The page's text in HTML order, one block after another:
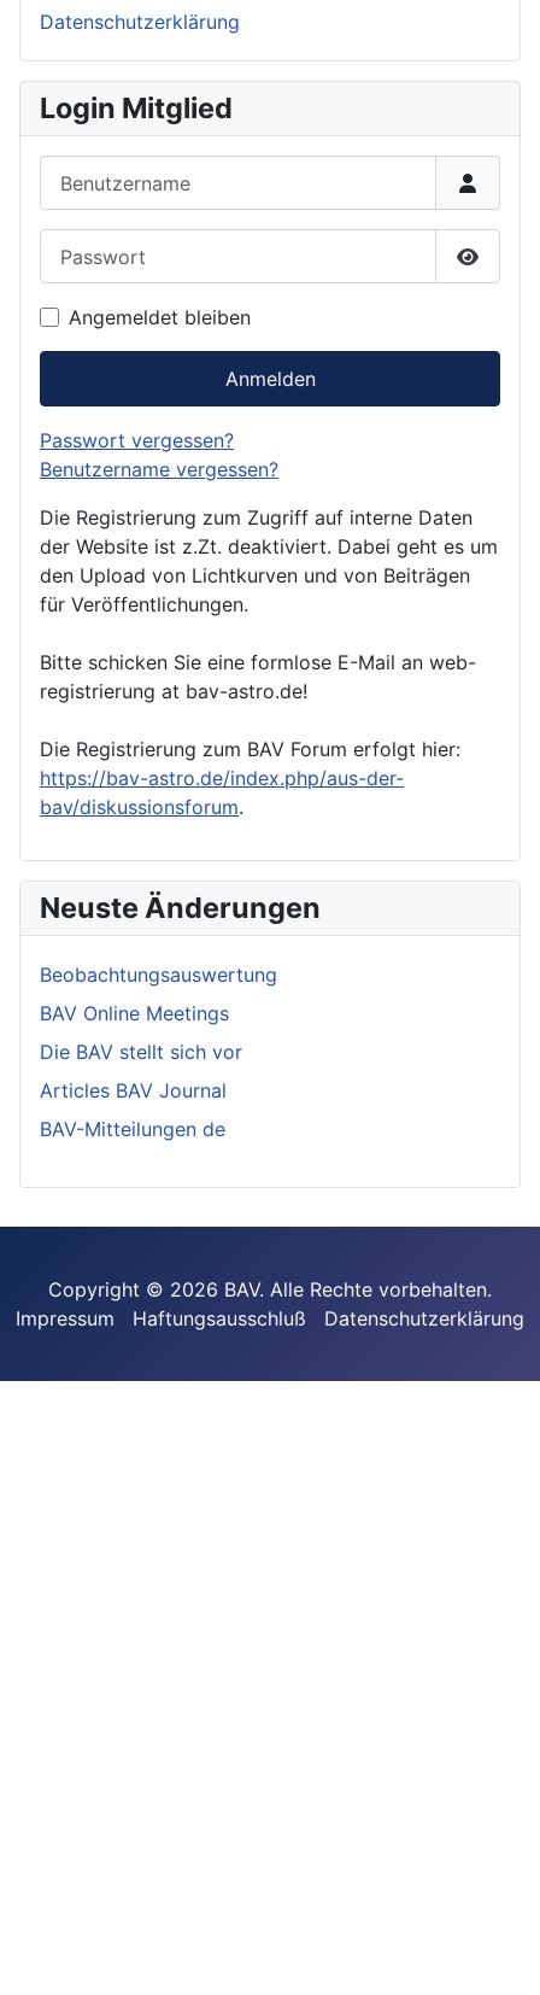
Datenschutzerklärung
Login Mitglied
Angemeldet bleiben
Anmelden
Passwort vergessen?
Benutzername vergessen?
Die Registrierung zum Zugriff auf interne Daten
der Website ist z.Zt. deaktiviert. Dabei geht es um
den Upload von Lichtkurven und von Beiträgen
für Veröffentlichungen.
Bitte schicken Sie eine formlose E-Mail an web-
registrierung at bav-astro.de!
Die Registrierung zum BAV Forum erfolgt hier:
https://bav-astro.de/index.php/aus-der-
bav/diskussionsforum.
Neuste Änderungen
Beobachtungsauswertung
BAV Online Meetings
Die BAV stellt sich vor
Articles BAV Journal
BAV-Mitteilungen de
Copyright © 2026 BAV. Alle Rechte vorbehalten.
Impressum
Haftungsausschluß Datenschutzerklärung